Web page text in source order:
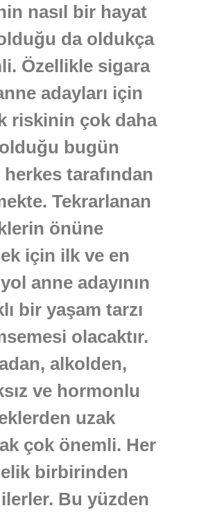
nasıl bir hayat
da oldukça
Özellikle sigara
adayları için
riskinin çok daha
bugün
herkes tarafından
Tekrarlanan
önüne
için ilk ve en
anne adayının
bir yaşam tarzı
olacaktır.
alkolden,
ve hormonlu
uzak
çok önemli. Her
birbirinden
ilerler. Bu yüzden